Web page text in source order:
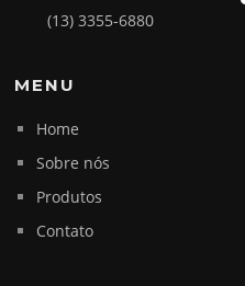
(13) 3355-6880
MENU
Home
Sobre nós
Produtos
Contato